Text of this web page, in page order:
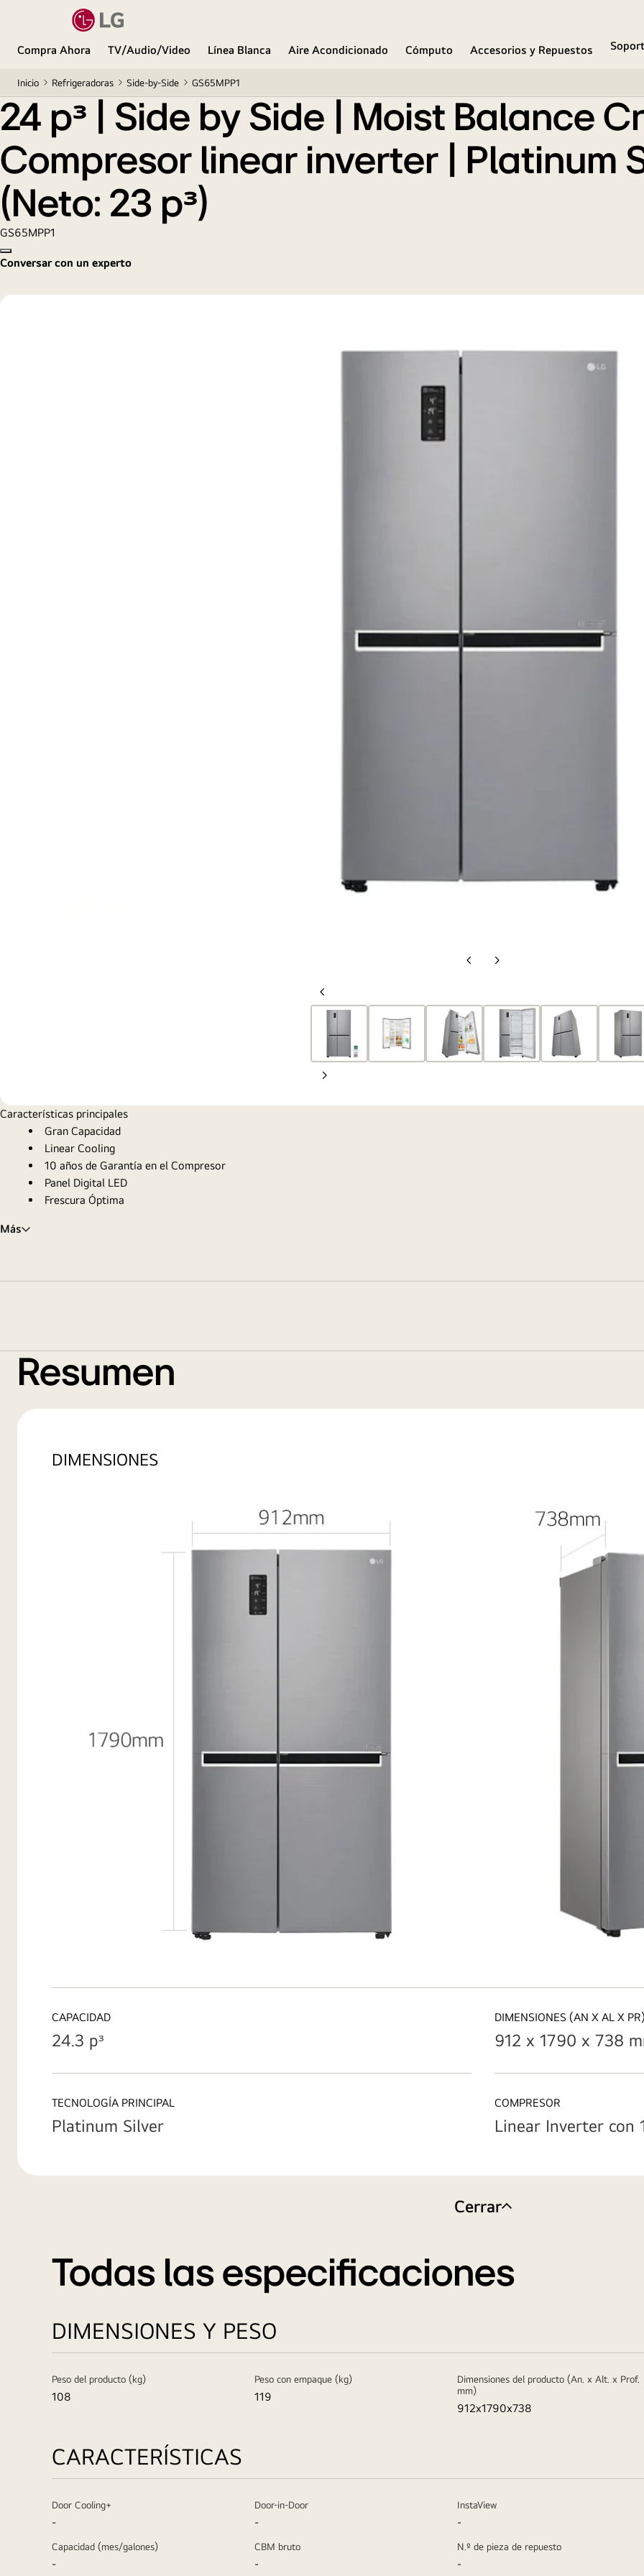
Compra Ahora TV/Audio/Video Línea Blanca Aire Acondicionado Cómputo Accesorios y Repuestos
Inicio Refrigeradoras Side-by-Side GS65MPP1
24 pᶟ | Side by Side | Moist Balance Crisper™ | Compresor linear inverter | Platinum Silver | ThinQ™ (Neto:
24 pᶟ | Side by Side | Moist Balance
Compresor linear inverter | Platinum
(Neto: 23 pᶟ)
GS65MPP1
Copy model name
Conversar con un experto
DiapositivaDiapositiva
Diapositiva
anterior
Diapositiva
Características principales
Gran Capacidad
Linear Cooling
10 años de Garantía en el Compresor
Panel Digital LED
Frescura Óptima
Más
Resumen
DIMENSIONES
CAPACIDAD
24.3 pᶟ
DIMENSIONES (AN X AL X PR)
912 x 1790 x 738
TECNOLOGÍA PRINCIPAL
Platinum Silver
COMPRESOR
Linear Inverter con
Cerrar
Todas las especificaciones
DIMENSIONES Y PESO
Peso del producto (kg)
108
Peso con empaque (kg)
119
Dimensiones del producto (An. x Alt. x Prof.
mm)
912x1790x738
CARACTERÍSTICAS
Door Cooling+
-
Door-in-Door
-
InstaView
-
Capacidad (mes/galones)
-
CBM bruto
-
N.º de pieza de repuesto
-